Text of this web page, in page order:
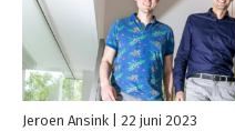
Jeroen Ansink 22 juni 2023